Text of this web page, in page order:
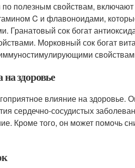
по полезным свойствам,
C и флавоноидами,
Гранатовый сок богат
Морковный сок богат
здоровье
влияние на здоровье.
сердечно-сосудистых
Кроме того, он может помочь